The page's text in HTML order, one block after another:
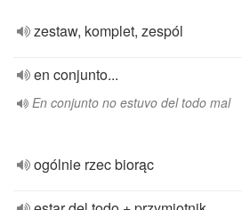
zestaw, komplet, zespól
en conjunto...
En conjunto no estuvo del todo mal
ogólnie rzec biorąc